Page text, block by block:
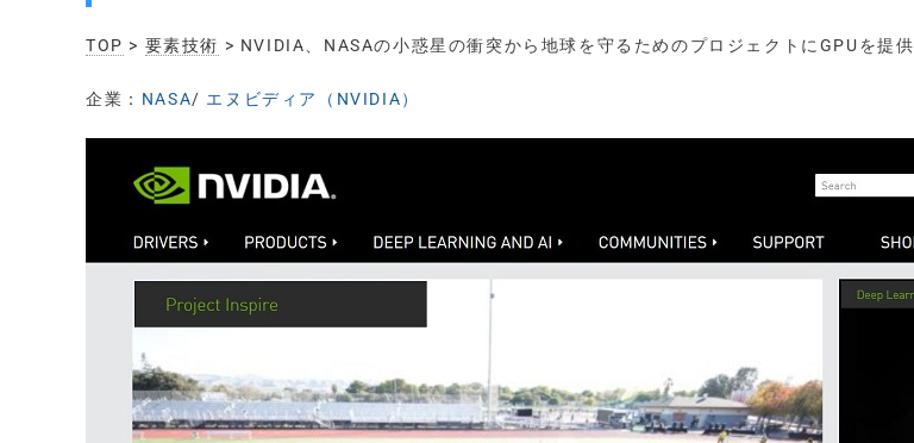
TOP > 要素技術 > NVIDIA、NASAの小惑星の衝突から地球を守るためのプロジェクトにGPUを提供
企業： NASA/ エヌビディア（NVIDIA）